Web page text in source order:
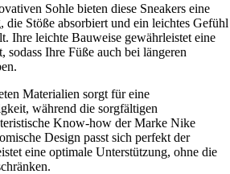
Sohle bieten diese Sneakers eine
die Stöße absorbiert und ein leichtes Gefühl
Ihre leichte Bauweise gewährleistet eine
Ihre Füße auch bei längeren
Materialien sorgt für eine
während die sorgfältigen
Know-how der Marke Nike
Design passt sich perfekt der
eine optimale Unterstützung, ohne die